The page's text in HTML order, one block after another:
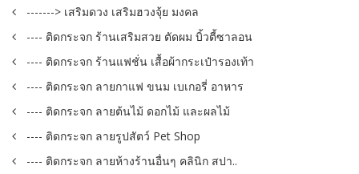
-------> เสริมดวง เสริมฮวงจุ้ย มงคล
---- ติดกระจก ร้านเสริมสวย ตัดผม บิ้วตี้ซาลอน
---- ติดกระจก ร้านแฟชั่น เสื้อผ้ากระเป๋ารองเท้า
---- ติดกระจก ลายกาแฟ ขนม เบเกอรี่ อาหาร
---- ติดกระจก ลายต้นไม้ ดอกไม้ และผลไม้
---- ติดกระจก ลายรูปสัตว์ Pet Shop
---- ติดกระจก ลายห้างร้านอื่นๆ คลินิก สปา..